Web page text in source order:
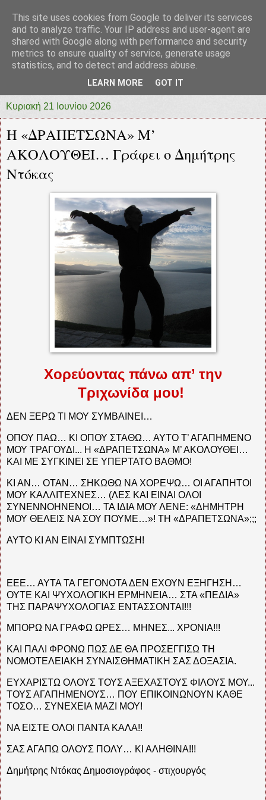
prototypia
"ΠΡΩΤΟΤΥΠΙΑ" * ΑΝΕΞΑΡΤΗΤΗ-ΗΛΕΚΤΡΟΝΙΚΗ-
Κυριακή 21 Ιουνίου 2026
Η «ΔΡΑΠΕΤΣΩΝΑ» Μ’
ΑΚΟΛΟΥΘΕΙ… Γράφει ο Δημήτρης
Ντόκας
Χορεύοντας πάνω απ’ την
Τριχωνίδα μου!
ΔΕΝ ΞΕΡΩ ΤΙ ΜΟΥ ΣΥΜΒΑΙΝΕΙ…
ΟΠΟΥ ΠΑΩ… ΚΙ ΟΠΟΥ ΣΤΑΘΩ… ΑΥΤΟ Τ’ ΑΓΑΠΗΜΕΝΟ
ΜΟΥ ΤΡΑΓΟΥΔΙ... Η «ΔΡΑΠΕΤΣΩΝΑ» Μ’ ΑΚΟΛΟΥΘΕΙ…
ΚΑΙ ΜΕ ΣΥΓΚΙΝΕΙ ΣΕ ΥΠΕΡΤΑΤΟ ΒΑΘΜΟ!
ΚΙ ΑΝ… ΟΤΑΝ… ΣΗΚΩΘΩ ΝΑ ΧΟΡΕΨΩ… ΟΙ ΑΓΑΠΗΤΟΙ
ΜΟΥ ΚΑΛΛΙΤΕΧΝΕΣ… (ΛΕΣ ΚΑΙ ΕΙΝΑΙ ΟΛΟΙ
ΣΥΝΕΝΝΟΗΝΕΝΟΙ… ΤΑ ΙΔΙΑ ΜΟΥ ΛΕΝΕ: «ΔΗΜΗΤΡΗ
ΜΟΥ ΘΕΛΕΙΣ ΝΑ ΣΟΥ ΠΟΥΜΕ…»! ΤΗ «ΔΡΑΠΕΤΣΩΝΑ»;;;
ΑΥΤΟ ΚΙ ΑΝ ΕΙΝΑΙ ΣΥΜΠΤΩΣΗ!
ΕΕΕ… ΑΥΤΑ ΤΑ ΓΕΓΟΝΟΤΑ ΔΕΝ ΕΧΟΥΝ ΕΞΗΓΗΣΗ…
ΟΥΤΕ ΚΑΙ ΨΥΧΟΛΟΓΙΚΗ ΕΡΜΗΝΕΙΑ… ΣΤΑ «ΠΕΔΙΑ»
ΤΗΣ ΠΑΡΑΨΥΧΟΛΟΓΙΑΣ ΕΝΤΑΣΣΟΝΤΑΙ!!!
ΜΠΟΡΩ ΝΑ ΓΡΑΦΩ ΩΡΕΣ… ΜΗΝΕΣ... ΧΡΟΝΙΑ!!!
ΚΑΙ ΠΑΛΙ ΦΡΟΝΩ ΠΩΣ ΔΕ ΘΑ ΠΡΟΣΕΓΓΙΣΩ ΤΗ
ΝΟΜΟΤΕΛΕΙΑΚΗ ΣΥΝΑΙΣΘΗΜΑΤΙΚΗ ΣΑΣ ΔΟΞΑΣΙΑ.
ΕΥΧΑΡΙΣΤΩ ΟΛΟΥΣ ΤΟΥΣ ΑΞΕΧΑΣΤΟΥΣ ΦΙΛΟΥΣ ΜΟΥ...
ΤΟΥΣ ΑΓΑΠΗΜΕΝΟΥΣ… ΠΟΥ ΕΠΙΚΟΙΝΩΝΟΥΝ ΚΑΘΕ
ΤΟΣΟ… ΣΥΝΕΧΕΙΑ ΜΑΖΙ ΜΟΥ!
ΝΑ ΕΙΣΤΕ ΟΛΟΙ ΠΑΝΤΑ ΚΑΛΑ!!
ΣΑΣ ΑΓΑΠΩ ΟΛΟΥΣ ΠΟΛΥ… ΚΙ ΑΛΗΘΙΝΑ!!!
Δημήτρης Ντόκας Δημοσιογράφος - στιχουργός
This site uses cookies from Google to deliver its services
and to analyze traffic. Your IP address and user-agent are
shared with Google along with performance and security
metrics to ensure quality of service, generate usage
statistics, and to detect and address abuse.
LEARN MORE GOT IT